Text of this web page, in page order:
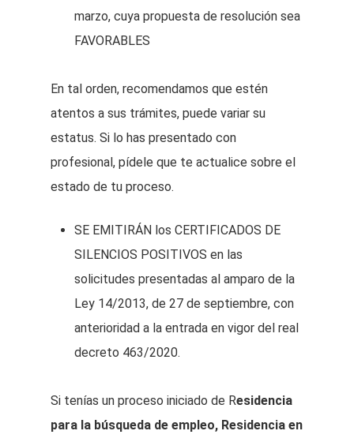
marzo, cuya propuesta de resolución sea
FAVORABLES
En tal orden, recomendamos que estén
atentos a sus trámites, puede variar su
estatus. Si lo has presentado con
profesional, pídele que te actualice sobre el
estado de tu proceso.
SE EMITIRÁN los CERTIFICADOS DE
SILENCIOS POSITIVOS en las
solicitudes presentadas al amparo de la
Ley 14/2013, de 27 de septiembre, con
anterioridad a la entrada en vigor del real
decreto 463/2020.
Si tenías un proceso iniciado de Residencia
para la búsqueda de empleo, Residencia en